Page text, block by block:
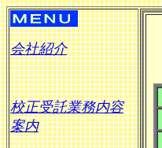
会社紹介
校正受託業務内容
案内